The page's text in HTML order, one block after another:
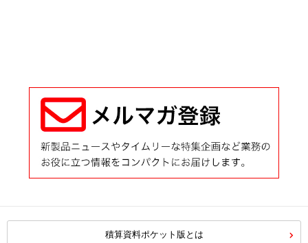
積算資料ポケット版とは